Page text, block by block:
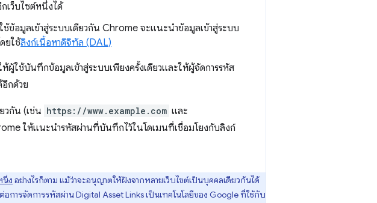
เว็บไซต์หนึ่งได้
อมูลเข้าสู่ระบบเดียวกัน Chrome จะแนะนำข้อมูลเข้าสู่ระบบ
ยใช้ลิงก์เนื้อหาดิจิทัล (DAL)
ใช้บันทึกข้อมูลเข้าสู่ระบบเพียงครั้งเดียวและให้ผู้จัดการรหัส
กด้วย
วกัน (เช่น https://www.example.com และ
ให้แนะนำรหัสผ่านที่บันทึกไว้ในโดเมนที่เชื่อมโยงกับลิงก์
นึ่ง อย่างไรก็ตาม แม้ว่าจะอนุญาตให้ฝังจากหลายเว็บไซต์เป็นบุคคลเดียวกันได้
ารจัดการรหัสผ่าน Digital Asset Links เป็นเทคโนโลยีของ Google ที่ใช้กับ